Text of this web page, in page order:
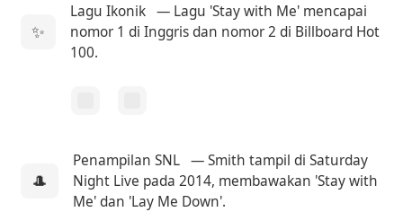
✨
Lagu Ikonik — Lagu 'Stay with Me' mencapai
nomor 1 di Inggris dan nomor 2 di Billboard Hot
100.
🎩
Penampilan SNL — Smith tampil di Saturday
Night Live pada 2014, membawakan 'Stay with
Me' dan 'Lay Me Down'.